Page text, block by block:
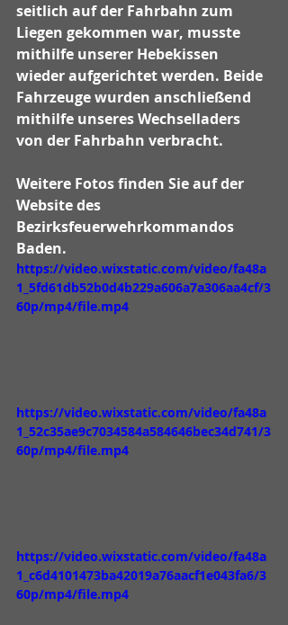
seitlich auf der Fahrbahn zum
Liegen gekommen war, musste
mithilfe unserer Hebekissen
wieder aufgerichtet werden. Beide
Fahrzeuge wurden anschließend
mithilfe unseres Wechselladers
von der Fahrbahn verbracht.
Weitere Fotos finden Sie auf der
Website des
Bezirksfeuerwehrkommandos
Baden.
https://video.wixstatic.com/video/fa48a
1_5fd61db52b0d4b229a606a7a306aa4cf/3
60p/mp4/file.mp4
https://video.wixstatic.com/video/fa48a
1_52c35ae9c7034584a584646bec34d741/3
60p/mp4/file.mp4
https://video.wixstatic.com/video/fa48a
1_c6d4101473ba42019a76aacf1e043fa6/3
60p/mp4/file.mp4